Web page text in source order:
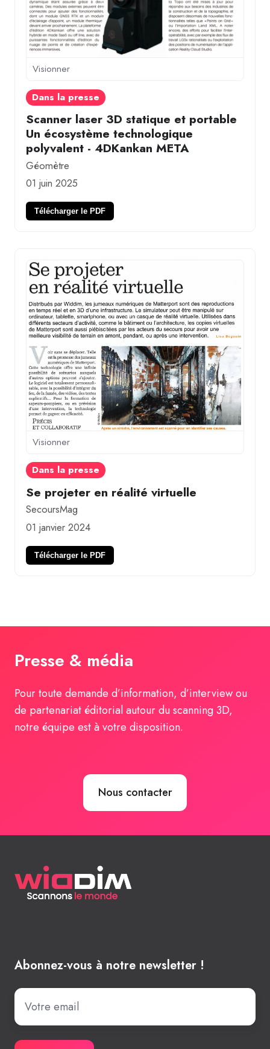
Visionner
Dans la presse
Scanner laser 3D statique et portable
Un écosystème technologique
polyvalent - 4DKankan META
Géomètre
01 juin 2025
Télécharger le PDF
Visionner
Dans la presse
Se projeter en réalité virtuelle
SecoursMag
01 janvier 2024
Télécharger le PDF
Presse & média
Pour toute demande d’information, d’interview ou
de partenariat éditorial autour du scanning 3D,
notre équipe est à votre disposition.
Nous contacter
Abonnez-vous à notre newsletter !